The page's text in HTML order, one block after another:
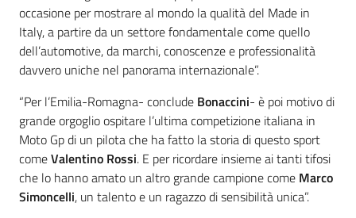
occasione per mostrare al mondo la qualità del Made in
Italy, a partire da un settore fondamentale come quello
dell’automotive, da marchi, conoscenze e professionalità
davvero uniche nel panorama internazionale”.
“Per l’Emilia-Romagna- conclude Bonaccini- è poi motivo di
grande orgoglio ospitare l’ultima competizione italiana in
Moto Gp di un pilota che ha fatto la storia di questo sport
comeValentino Rossi. E per ricordare insieme ai tanti tifosi
che lo hanno amato un altro grande campione come Marco
Simoncelli, un talento e un ragazzo di sensibilità unica”.